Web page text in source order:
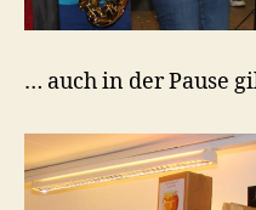
… auch in der Pause